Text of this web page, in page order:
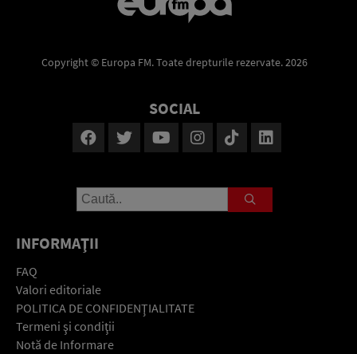
Copyright © Europa FM. Toate drepturile rezervate. 2026
SOCIAL
INFORMAŢII
FAQ
Valori editoriale
POLITICA DE CONFIDENŢIALITATE
Termeni şi condiţii
Notă de Informare